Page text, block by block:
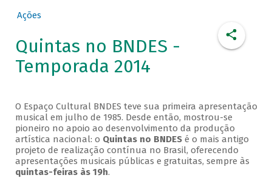
Ações
Quintas no BNDES -
Temporada 2014
O Espaço Cultural BNDES teve sua primeira apresentação
musical em julho de 1985. Desde então, mostrou-se
pioneiro no apoio ao desenvolvimento da produção
artística nacional: o Quintas no BNDESé o mais antigo
projeto de realização contínua no Brasil, oferecendo
apresentações musicais públicas e gratuitas, sempre às
quintas-feiras às 19h.